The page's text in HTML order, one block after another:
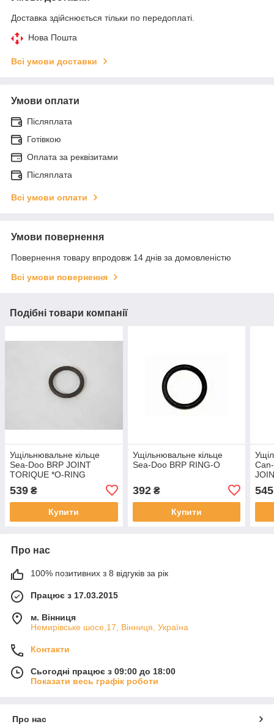
Доставка здійснюється тільки по передоплаті.
Нова Пошта
Всі умови доставки
Умови оплати
Післяплата
Готівкою
Оплата за реквізитами
Післяплата
Всі умови оплати
Умови повернення
Повернення товару впродовж 14 днів за домовленістю
Всі умови повернення
Подібні товари компанії
Ущільнювальне кільце
Sea-Doo BRP JOINT
TORIQUE *O-RING
539 ₴
Купити
Ущільнювальне кільце
Sea-Doo BRP RING-O
392₴
Купити
545
Про нас
100% позитивних з 8 відгуків за рік
Працює з 17.03.2015
м. Вінниця
Немирівське шосе,17, Вінниця, Україна
Контакти
Сьогодні працює з 09:00 до 18:00
Показати весь графік роботи
Про нас